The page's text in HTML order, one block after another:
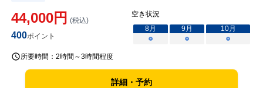
44,000円 (税込)
400ポイント
空き状況
8月 9月 10月
○
○ ○
所要時間： 2時間～3時間程度
詳細・予約